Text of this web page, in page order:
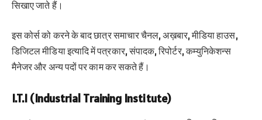
सिखाए जाते हैं।
इस कोर्स को करने के बाद छात्र समाचार चैनल, अख़बार, मीडिया हाउस,
डिजिटल मीडिया इत्यादि में पत्रकार, संपादक, रिपोर्टर, कम्युनिकेशन्स
मैनेजर और अन्य पदों पर काम कर सकते हैं।
I.T.I (Industrial Training Institute)